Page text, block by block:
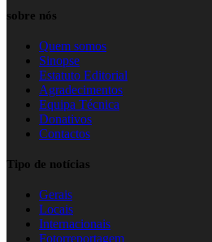
sobre nós
Quem somos
Sinopse
Estatuto Editorial
Agradecimentos
Equipa Técnica
Donativos
Contactos
Tipo de notícias
Gerais
Locais
Internacionais
Fotorreportagem